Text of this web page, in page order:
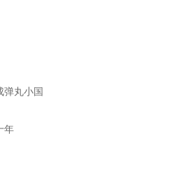
弹丸小国
年